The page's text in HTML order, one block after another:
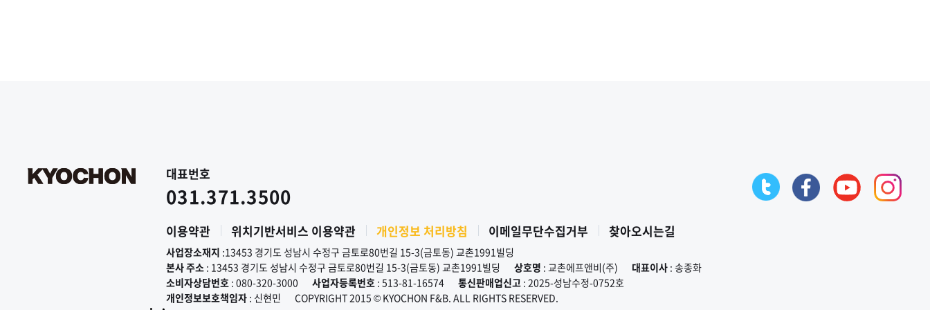
대표번호
031.371.3500
이용약관 위치기반서비스 이용약관 개인정보 처리방침 이메일무단수집거부 찾아오시는길
사업장소재지 :13453 경기도 성남시 수정구 금토로80번길 15-3(금토동) 교촌1991빌딩
본사 주소 : 13453 경기도 성남시 수정구 금토로80번길 15-3(금토동) 교촌1991빌딩 상호명 : 교촌에프앤비(주) 대표이사 : 송종화
소비자상담번호 : 080-320-3000 사업자등록번호 : 513-81-16574 통신판매업신고 : 2025-성남수정-0752호
개인정보보호책임자 : 신현민 COPYRIGHT 2015 © KYOCHON F&B. ALL RIGHTS RESERVED.